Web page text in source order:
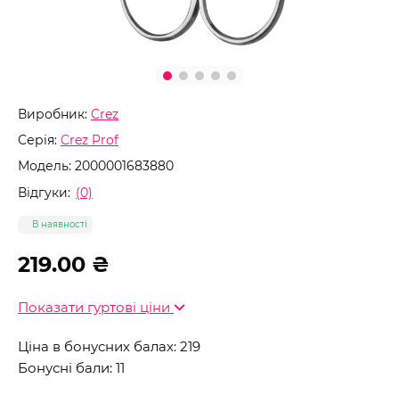
Виробник: Crez
Серія: Crez Prof
Модель: 2000001683880
Відгуки: (0)
В наявності
219.00 ₴
Показати гуртові ціни
Ціна в бонусних балах: 219
Бонусні бали: 11